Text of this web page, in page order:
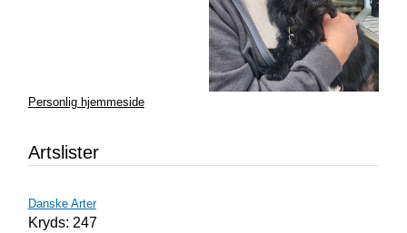
Personlig hjemmeside
Artslister
Danske Arter
Kryds: 247